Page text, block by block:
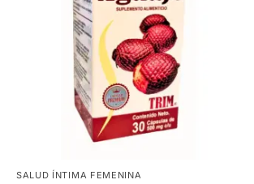
SALUD ÍNTIMA FEMENINA